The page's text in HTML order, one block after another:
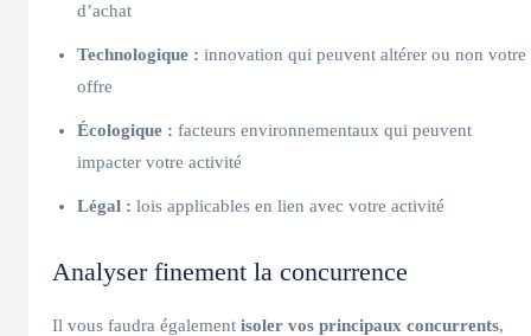
d’achat
Technologique : innovation qui peuvent altérer ou non votre
offre
Écologique : facteurs environnementaux qui peuvent
impacter votre activité
Légal : lois applicables en lien avec votre activité
Analyser finement la concurrence
Il vous faudra également isoler vos principaux concurrents,